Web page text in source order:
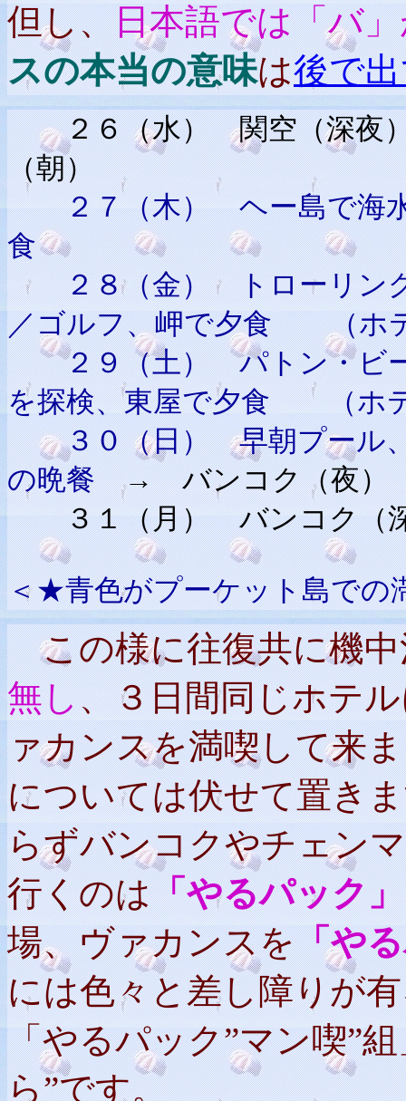
但し、日本語では「バ
スの本当の意味は後で
２６（水） 関空（深夜
（朝）
２７（木） ヘー島で海水
食 （ホテ
２８（金） トローリング
／ゴルフ、岬で夕食 （ホ
２９（土） パトン・ビー
を探検、東屋で夕食 （ホ
３０（日） 早朝プール、
の晩餐→ バンコク（夜）
３１（月） バンコク（
＜★青色がプーケット島での
この様に往復共に機中
無し、３日間同じホテ
ァカンスを満喫して来
については伏せて置き
らずバンコクやチェン
行くのは「やるパック」
場、ヴァカンスを「や
には色々と差し障りが
「やるパック”マン喫”
ら”です。